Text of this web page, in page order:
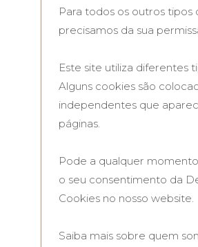
Para todos os outros tipos
precisamos da sua
Este site utiliza diferentes
Alguns cookies são
independentes que
páginas.
Pode a qualquer
o seu consentimento da
Cookies no nosso website.
Saiba mais sobre quem